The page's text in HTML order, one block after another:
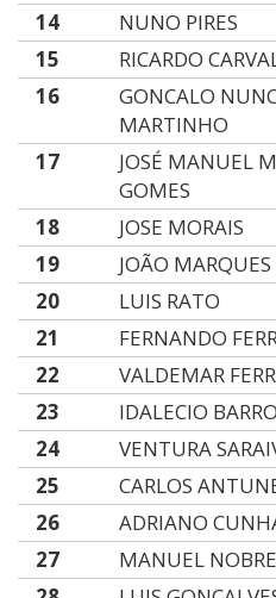
14
NUNO PIRES
15
RICARDO
16
GONCALO
MARTINHO
17
JOSÉ MANUEL
GOMES
18
JOSE MORAIS
19
JOÃO MARQUES
20
LUIS RATO
21
FERNANDO
22
VALDEMAR
23
IDALECIO
24
VENTURA
25
CARLOS
26
ADRIANO
27
MANUEL